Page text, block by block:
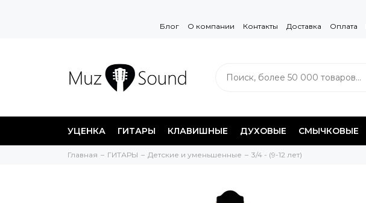
Блог О компании Контакты Доставка Оплата
УЦЕНКА ГИТАРЫ КЛАВИШНЫЕ ДУХОВЫЕ СМЫЧКОВЫЕ
Главная ГИТАРЫ Детские и уменьшенные 3/4 - (9-12 лет)